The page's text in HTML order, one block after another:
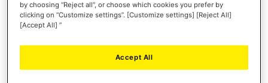
by choosing “Reject all”, or choose which cookies you prefer by
clicking on “Customize settings”. [Customize settings] [Reject All]
[Accept All] ”
Accept All